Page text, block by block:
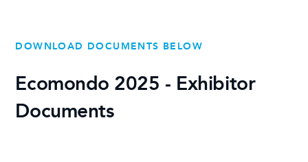
DOWNLOAD DOCUMENTS BELOW
Ecomondo 2025 - Exhibitor
Documents